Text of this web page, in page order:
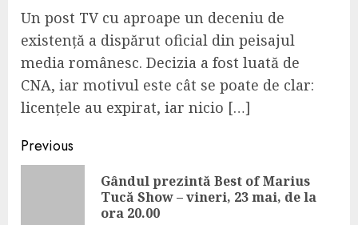
Un post TV cu aproape un deceniu de
existență a dispărut oficial din peisajul
media românesc. Decizia a fost luată de
CNA, iar motivul este cât se poate de clar:
licențele au expirat, iar nicio […]
Continue
Reading
Previous
Gândul prezintă Best of Marius
Tucă Show – vineri, 23 mai, de la
ora 20.00